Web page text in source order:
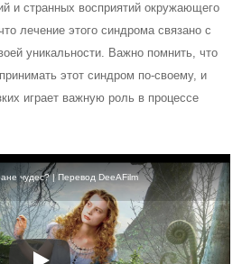
и странных восприятий окружающего
лечение этого синдрома связано с
уникальности. Важно помнить, что
этот синдром по-своему, и
играет важную роль в процессе
чудес? | Перевод DeeAFilm